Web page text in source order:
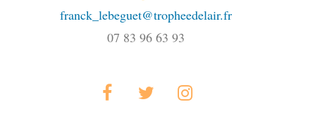
franck_lebeguet@tropheedelair.fr
07 83 96 63 93